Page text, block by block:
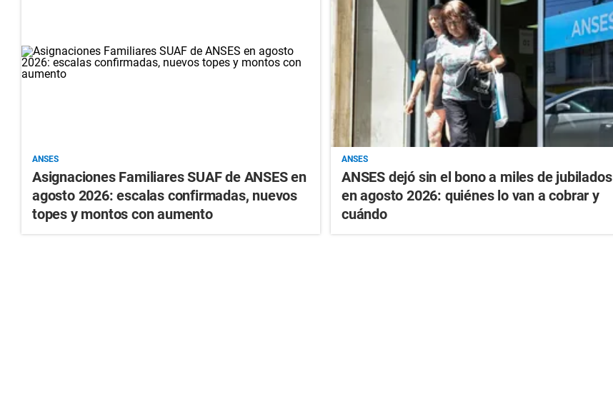
ANSES
Asignaciones Familiares SUAF de ANSES en
agosto 2026: escalas confirmadas, nuevos
topes y montos con aumento
ANSES
ANSES dejó sin el bono a miles de jubilados
en agosto 2026: quiénes lo van a cobrar y
cuándo